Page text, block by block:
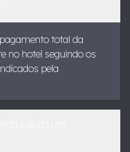
total da
no hotel seguindo os
pela